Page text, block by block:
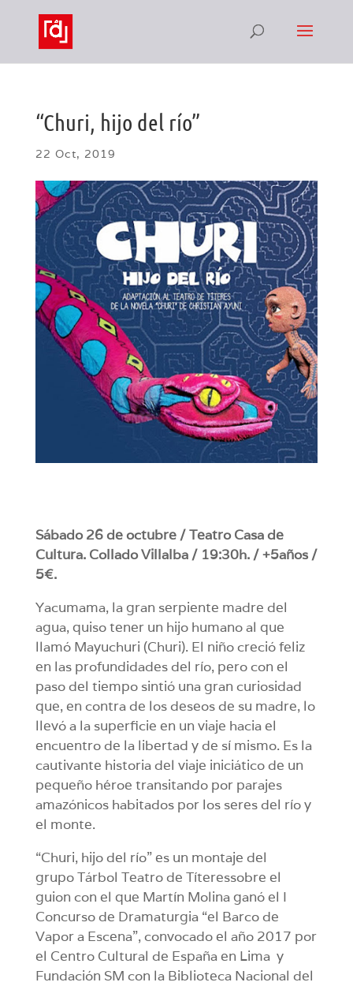
“Churi, hijo del río”
22 Oct, 2019
Sábado 26 de octubre / Teatro Casa de
Cultura. Collado Villalba / 19:30h. / +5años /
5€.
Yacumama, la gran serpiente madre del
agua, quiso tener un hijo humano al que
llamó Mayuchuri (Churi). El niño creció feliz
en las profundidades del río, pero con el
paso del tiempo sintió una gran curiosidad
que, en contra de los deseos de su madre, lo
llevó a la superficie en un viaje hacia el
encuentro de la libertad y de sí mismo. Es la
cautivante historia del viaje iniciático de un
pequeño héroe transitando por parajes
amazónicos habitados por los seres del río y
el monte.
“Churi, hijo del río” es un montaje del
grupo Tárbol Teatro de Títeressobre el
guion con el que Martín Molina ganó el I
Concurso de Dramaturgia “el Barco de
Vapor a Escena”, convocado el año 2017 por
el Centro Cultural de España en Lima y
Fundación SM con la Biblioteca Nacional del